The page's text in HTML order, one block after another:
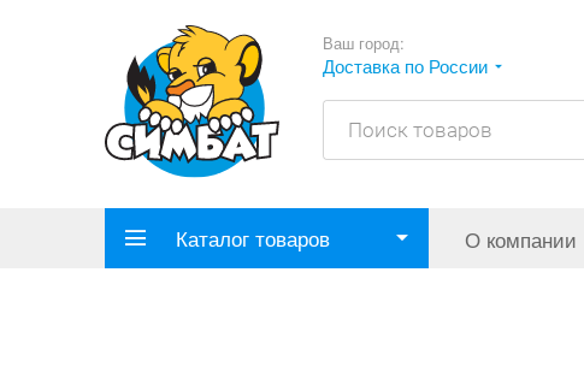
Ваш город:
Доставка по России
Каталог товаров О компании